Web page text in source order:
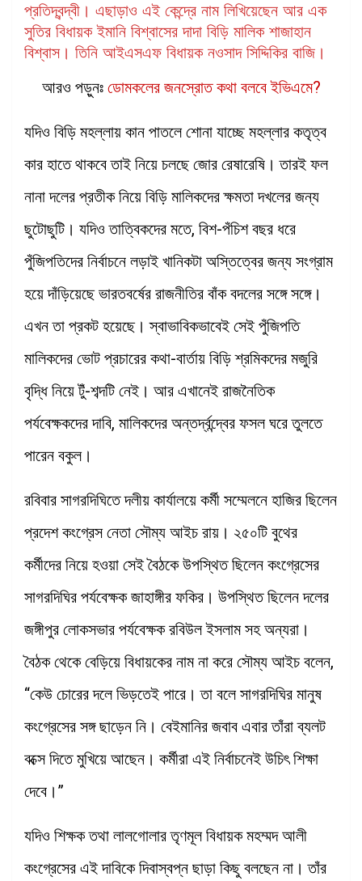
প্রতিদ্বন্দ্বী। এছাড়াও এই কেন্দ্রে নাম লিখিয়েছেন আর এক
সুতির বিধায়ক ইমানি বিশ্বাসের দাদা বিড়ি মালিক শাজাহান
বিশ্বাস। তিনি আইএসএফ বিধায়ক নওসাদ সিদ্দিকির বাজি।
আরও পড়ুনঃ ডোমকলের জনস্রোত কথা বলবে ইভিএমে?
যদিও বিড়ি মহল্লায় কান পাতলে শোনা যাচ্ছে মহল্লার কতৃত্ব
কার হাতে থাকবে তাই নিয়ে চলছে জোর রেষারেষি। তারই ফল
নানা দলের প্রতীক নিয়ে বিড়ি মালিকদের ক্ষমতা দখলের জন্য
ছুটোছুটি। যদিও তাত্বিকদের মতে, বিশ-পঁচিশ বছর ধরে
পুঁজিপতিদের নির্বাচনে লড়াই খানিকটা অস্তিত্বের জন্য সংগ্রাম
হয়ে দাঁড়িয়েছে ভারতবর্ষের রাজনীতির বাঁক বদলের সঙ্গে সঙ্গে।
এখন তা প্রকট হয়েছে। স্বাভাবিকভাবেই সেই পুঁজিপতি
মালিকদের ভোট প্রচারের কথা-বার্তায় বিড়ি শ্রমিকদের মজুরি
বৃদ্ধি নিয়ে টুঁ-শব্দটি নেই। আর এখানেই রাজনৈতিক
পর্যবেক্ষকদের দাবি, মালিকদের অন্তর্দ্বন্দ্বের ফসল ঘরে তুলতে
পারেন বকুল।
রবিবার সাগরদিঘিতে দলীয় কার্যালয়ে কর্মী সম্মেলনে হাজির ছিলেন
প্রদেশ কংগ্রেস নেতা সৌম্য আইচ রায়। ২৫০টি বুথের
কর্মীদের নিয়ে হওয়া সেই বৈঠকে উপস্থিত ছিলেন কংগ্রেসের
সাগরদিঘির পর্যবেক্ষক জাহাঙ্গীর ফকির। উপস্থিত ছিলেন দলের
জঙ্গীপুর লোকসভার পর্যবেক্ষক রবিউল ইসলাম সহ অন্যরা।
বৈঠক থেকে বেড়িয়ে বিধায়কের নাম না করে সৌম্য আইচ বলেন,
“কেউ চোরের দলে ভিড়তেই পারে। তা বলে সাগরদিঘির মানুষ
কংগ্রেসের সঙ্গ ছাড়েন নি। বেইমানির জবাব এবার তাঁরা ব্যলট
বক্সে দিতে মুখিয়ে আছেন। কর্মীরা এই নির্বাচনেই উচিৎ শিক্ষা
দেবে।”
যদিও শিক্ষক তথা লালগোলার তৃণমূল বিধায়ক মহম্মদ আলী
কংগ্রেসের এই দাবিকে দিবাস্বপ্ন ছাড়া কিছু বলছেন না। তাঁর